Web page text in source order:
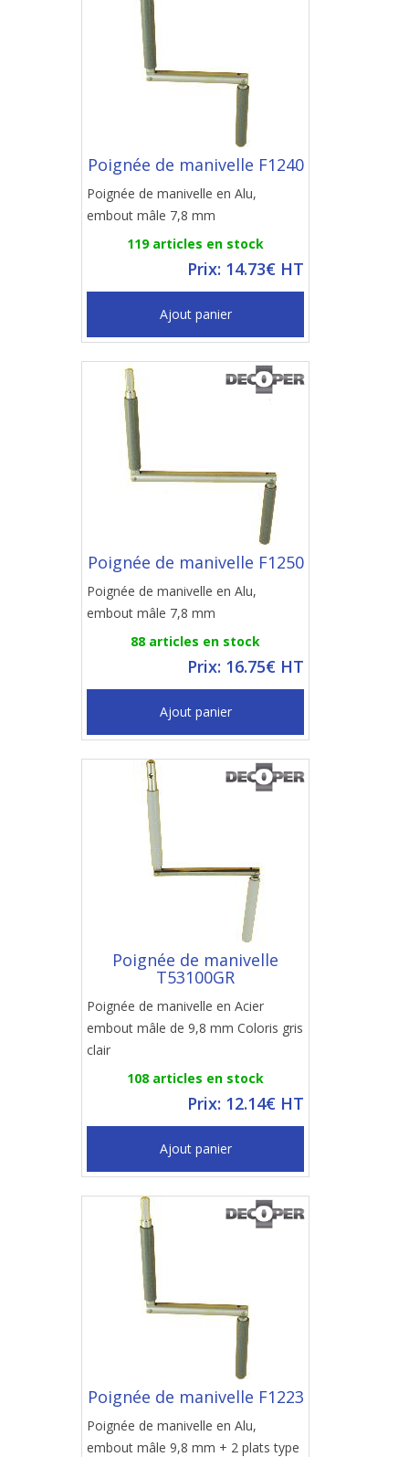
Poignée de manivelle F1240
Poignée de manivelle en Alu,
embout mâle 7,8 mm
119 articles en stock
Prix: 14.73€ HT
Ajout panier
Poignée de manivelle F1250
Poignée de manivelle en Alu,
embout mâle 7,8 mm
88 articles en stock
Prix: 16.75€ HT
Ajout panier
Poignée de manivelle
T53100GR
Poignée de manivelle en Acier
embout mâle de 9,8 mm Coloris gris
clair
108 articles en stock
Prix: 12.14€ HT
Ajout panier
Poignée de manivelle F1223
Poignée de manivelle en Alu,
embout mâle 9,8 mm + 2 plats type